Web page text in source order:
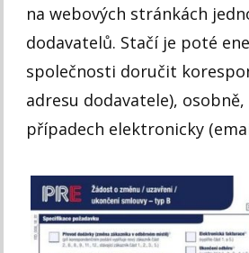
na webových stránkách
dodavatelů. Stačí je poté
společnosti doručit
adresu dodavatele),
případech elektronicky